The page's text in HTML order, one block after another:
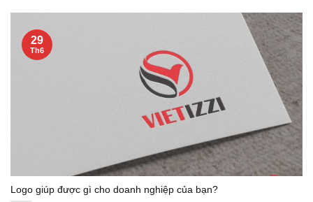
Logo giúp được gì cho doanh nghiệp của bạn?
29
Th6